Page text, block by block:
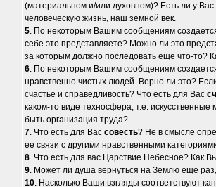
(материальном и/или духовном)? Есть ли у
человеческую жизнь, наш земной век.
5. По некоторым Вашим сообщениям
себе это представляете? Можно ли это
за которым должно последовать еще что-то?
6. По некоторым Вашим сообщениям
нравственно чистых людей. Верно ли это?
счастье и справедливость? Что есть для Вас
каком-то виде техносфера, т.е.
быть организация труда?
7. Что есть для Вас совесть? Не в смысле
ее связи с другими нравственными
8. Что есть для вас Царствие Небесное? Как
9. Может ли душа вернуться на Землю еще
10. Насколько Ваши взгляды соответствуют